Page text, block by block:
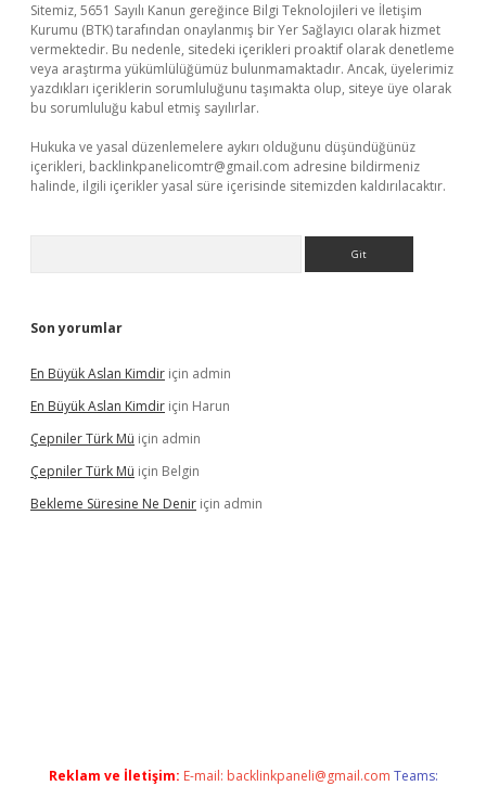
Sitemiz, 5651 Sayılı Kanun gereğince Bilgi Teknolojileri ve İletişim
Kurumu (BTK) tarafından onaylanmış bir Yer Sağlayıcı olarak hizmet
vermektedir. Bu nedenle, sitedeki içerikleri proaktif olarak denetleme
veya araştırma yükümlülüğümüz bulunmamaktadır. Ancak, üyelerimiz
yazdıkları içeriklerin sorumluluğunu taşımakta olup, siteye üye olarak
bu sorumluluğu kabul etmiş sayılırlar.
Hukuka ve yasal düzenlemelere aykırı olduğunu düşündüğünüz
içerikleri, backlinkpanelicomtr@gmail.com adresine bildirmeniz
halinde, ilgili içerikler yasal süre içerisinde sitemizden kaldırılacaktır.
Son yorumlar
En Büyük Aslan Kimdir için admin
En Büyük Aslan Kimdir için Harun
Çepniler Türk Mü için admin
Çepniler Türk Mü için Belgin
Bekleme Süresine Ne Denir için admin
Reklam ve İletişim: E-mail: backlinkpaneli@gmail.com Teams: